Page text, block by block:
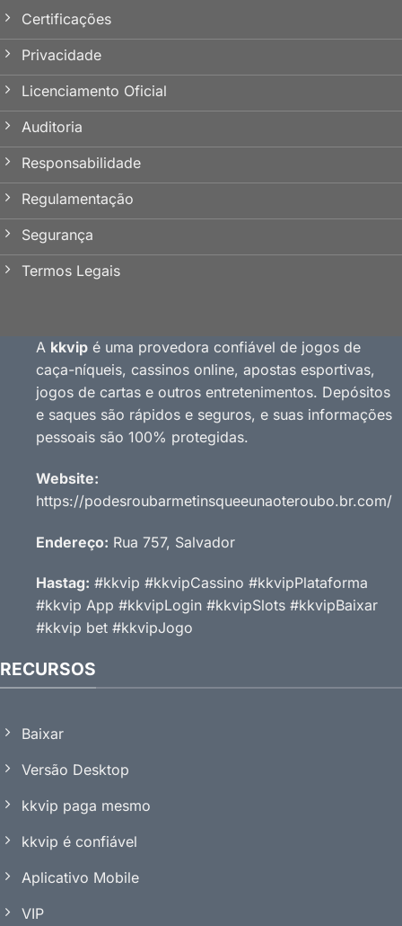
Certificações
Privacidade
Licenciamento Oficial
Auditoria
Responsabilidade
Regulamentação
Segurança
Termos Legais
A kkvip é uma provedora confiável de jogos de
caça-níqueis, cassinos online, apostas esportivas,
jogos de cartas e outros entretenimentos. Depósitos
e saques são rápidos e seguros, e suas informações
pessoais são 100% protegidas.
Website:
https://podesroubarmetinsqueeunaoteroubo.br.com/
Endereço: Rua 757, Salvador
Hastag: #kkvip #kkvipCassino #kkvipPlataforma
#kkvip App #kkvipLogin #kkvipSlots #kkvipBaixar
#kkvip bet #kkvipJogo
RECURSOS
Baixar
Versão Desktop
kkvip paga mesmo
kkvip é confiável
Aplicativo Mobile
VIP